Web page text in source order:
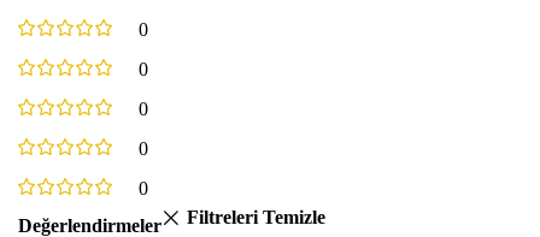
0
0
0
0
0
Değerlendirmeler
Filtreleri Temizle